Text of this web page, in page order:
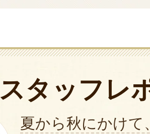
スタッフレ
夏から秋にかけて